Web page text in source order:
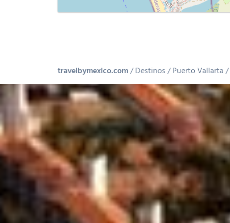
travelbymexico.com Destinos Puerto Vallarta